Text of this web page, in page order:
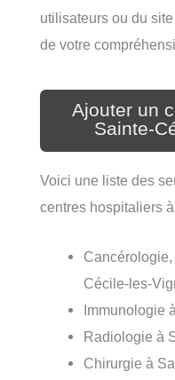
utilisateurs ou du
de votre
Ajouter un
Sainte-
Voici une liste des
centres hospitaliers
Cécile-les-
Immunologie
Radiologie à
Chirurgie à